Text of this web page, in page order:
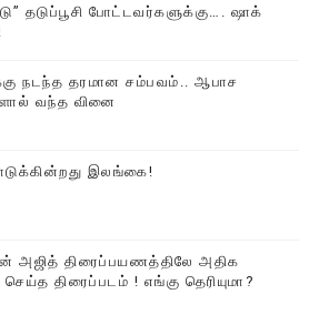
தடுப்பூசி போட்டவர்களுக்கு…. ஷாக்
நடந்த தரமான சம்பவம்.. ஆபாச
வந்த வினை
இலங்கை!
அஜித் திரைப்பயணத்திலே அதிக
திரைப்படம் ! எங்கு தெரியுமா?